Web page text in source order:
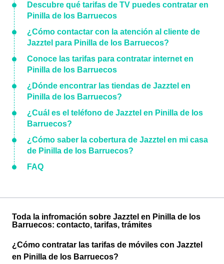
Descubre qué tarifas de TV puedes contratar en
Pinilla de los Barruecos
¿Cómo contactar con la atención al cliente de
Jazztel para Pinilla de los Barruecos?
Conoce las tarifas para contratar internet en
Pinilla de los Barruecos
¿Dónde encontrar las tiendas de Jazztel en
Pinilla de los Barruecos?
¿Cuál es el teléfono de Jazztel en Pinilla de los
Barruecos?
¿Cómo saber la cobertura de Jazztel en mi casa
de Pinilla de los Barruecos?
FAQ
Toda la infromación sobre Jazztel en Pinilla de los
Barruecos: contacto, tarifas, trámites
¿Cómo contratar las tarifas de móviles con Jazztel
en Pinilla de los Barruecos?